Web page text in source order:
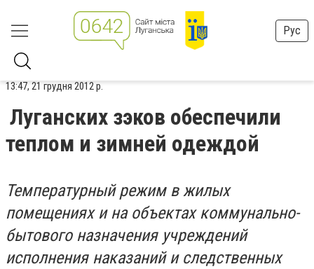
Рус
13:47, 21 грудня 2012 р.
Луганских зэков обеспечили
теплом и зимней одеждой
Температурный режим в жилых
помещениях и на объектах коммунально-
бытового назначения учреждений
исполнения наказаний и следственных